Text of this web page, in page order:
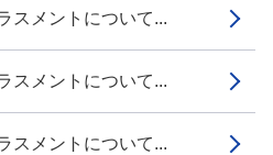
スメントについて...
スメントについて...
スメントについて...